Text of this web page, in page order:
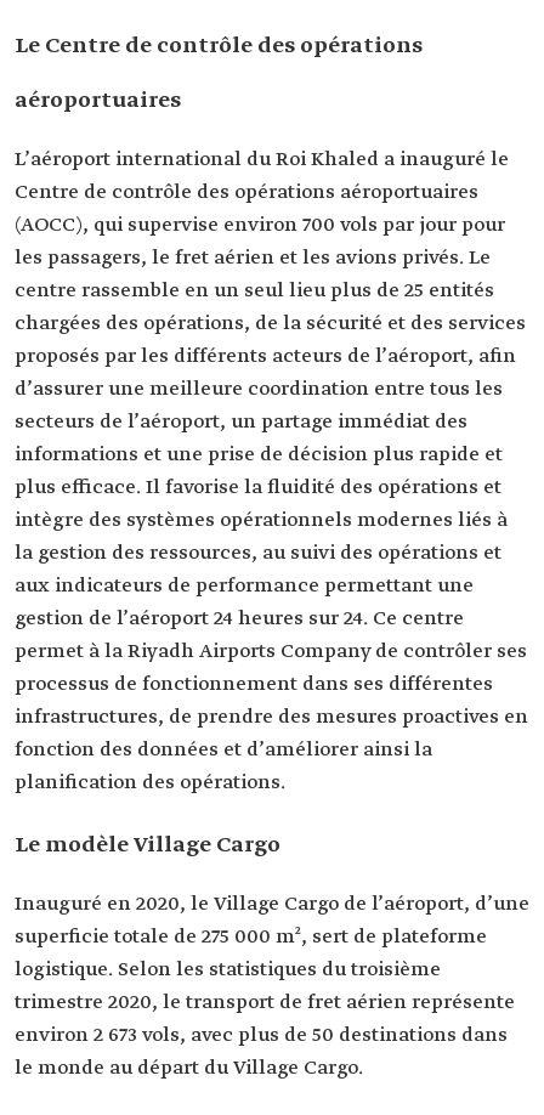
Le Centre de contrôle des opérations
aéroportuaires
L’aéroport international du Roi Khaled a inauguré le
Centre de contrôle des opérations aéroportuaires
(AOCC), qui supervise environ 700 vols par jour pour
les passagers, le fret aérien et les avions privés. Le
centre rassemble en un seul lieu plus de 25 entités
chargées des opérations, de la sécurité et des services
proposés par les différents acteurs de l’aéroport, afin
d’assurer une meilleure coordination entre tous les
secteurs de l’aéroport, un partage immédiat des
informations et une prise de décision plus rapide et
plus efficace. Il favorise la fluidité des opérations et
intègre des systèmes opérationnels modernes liés à
la gestion des ressources, au suivi des opérations et
aux indicateurs de performance permettant une
gestion de l’aéroport 24 heures sur 24. Ce centre
permet à la Riyadh Airports Company de contrôler ses
processus de fonctionnement dans ses différentes
infrastructures, de prendre des mesures proactives en
fonction des données et d’améliorer ainsi la
planification des opérations.
Le modèle Village Cargo
Inauguré en 2020, le Village Cargo de l’aéroport, d’une
superficie totale de 275 000 m², sert de plateforme
logistique. Selon les statistiques du troisième
trimestre 2020, le transport de fret aérien représente
environ 2 673 vols, avec plus de 50 destinations dans
le monde au départ du Village Cargo.